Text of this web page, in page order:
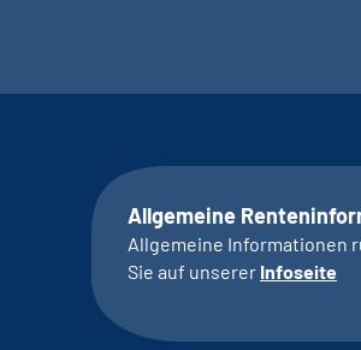
Allgemeine
Allgemeine Informationen
Sie auf unserer Infoseite